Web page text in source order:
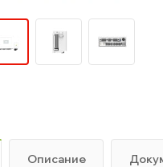
Описание